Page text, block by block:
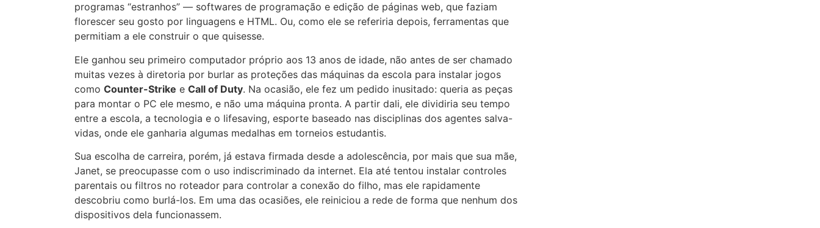
programas “estranhos” — softwares de programação e edição de páginas web, que faziam
florescer seu gosto por linguagens e HTML. Ou, como ele se referiria depois, ferramentas que
permitiam a ele construir o que quisesse.
Ele ganhou seu primeiro computador próprio aos 13 anos de idade, não antes de ser chamado
muitas vezes à diretoria por burlar as proteções das máquinas da escola para instalar jogos
como Counter-Strike e Call of Duty. Na ocasião, ele fez um pedido inusitado: queria as peças
para montar o PC ele mesmo, e não uma máquina pronta. A partir dali, ele dividiria seu tempo
entre a escola, a tecnologia e o lifesaving, esporte baseado nas disciplinas dos agentes salva-
vidas, onde ele ganharia algumas medalhas em torneios estudantis.
Sua escolha de carreira, porém, já estava firmada desde a adolescência, por mais que sua mãe,
Janet, se preocupasse com o uso indiscriminado da internet. Ela até tentou instalar controles
parentais ou filtros no roteador para controlar a conexão do filho, mas ele rapidamente
descobriu como burlá-los. Em uma das ocasiões, ele reiniciou a rede de forma que nenhum dos
dispositivos dela funcionassem.